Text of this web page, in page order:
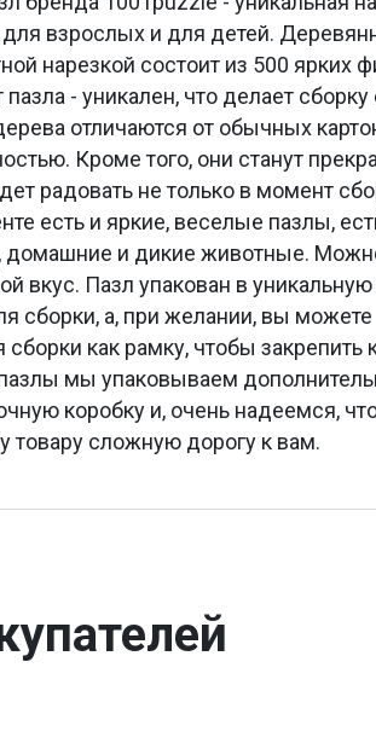
взрослых и для детей.
нарезкой состоит из 500 ярких
- уникален, что делает
отличаются от обычных
Кроме того, они станут
радовать не только в момент
есть и яркие, веселые пазлы,
домашние и дикие животные.
вкус. Пазл упакован в
сборки, а, при желании, вы можете
как рамку, чтобы закрепить
мы упаковываем
коробку и, очень надеемся,
сложную дорогу к вам.